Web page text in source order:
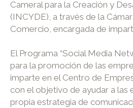
Cameral para la Creación y
(INCYDE), a través de la
Comercio, encargada de
El Programa “Social Media
para la promoción de las
imparte en el Centro de
con el objetivo de ayudar a las
propia estrategia de